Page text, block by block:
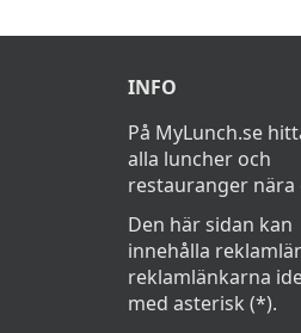
INFO
På MyLunch.se
alla luncher och
restauranger nära
Den här sidan kan
innehålla
reklamlänkarna
med asterisk (*).